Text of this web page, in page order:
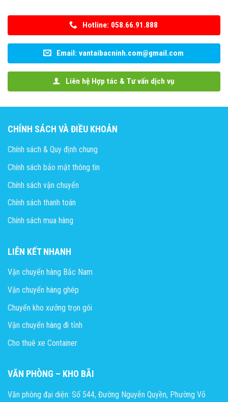
Hotline: 058.66.91.888
Email: vantaibacninh.com@gmail.com
Liên hệ Hợp tác & Tư vấn dịch vụ
CHÍNH SÁCH VÀ ĐIỀU KHOẢN
Chính sách & Quy định chung
Chính sách bảo mật thông tin
Chính sách vận chuyển
Chính sách thanh toán
Chính sách mua hàng
LIÊN KẾT NHANH
Vận chuyển hàng Bắc Nam
Vận chuyển hàng ghép
Chuyển kho xưởng trọn gói
Vận chuyển hàng đi tỉnh
Cho thuê xe Container
VĂN PHÒNG – KHO BÃI
Văn phòng đại diện: Số 544, Đường Nguyễn Quyền, Phường Võ